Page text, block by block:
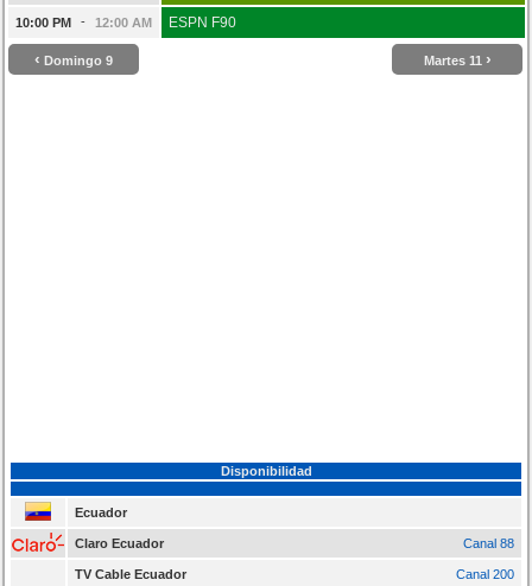
10:00 PM - 12:00 AM ESPN F90
‹ Domingo 9 Martes 11 ›
Disponibilidad
Ecuador
Claro Ecuador Canal 88
TV Cable Ecuador Canal 200